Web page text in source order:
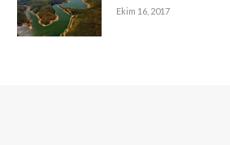
Ekim 16, 2017